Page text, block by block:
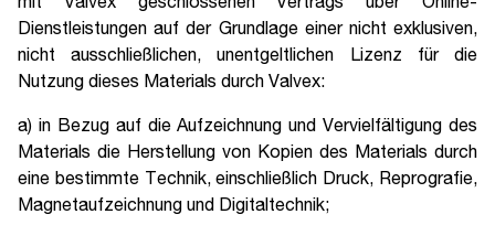
mit Valvex geschlossenen Vertrags über Online-
Dienstleistungen auf der Grundlage einer nicht exklusiven,
nicht ausschließlichen, unentgeltlichen Lizenz für die
Nutzung dieses Materials durch Valvex:
a) in Bezug auf die Aufzeichnung und Vervielfältigung des
Materials die Herstellung von Kopien des Materials durch
eine bestimmte Technik, einschließlich Druck, Reprografie,
Magnetaufzeichnung und Digitaltechnik;